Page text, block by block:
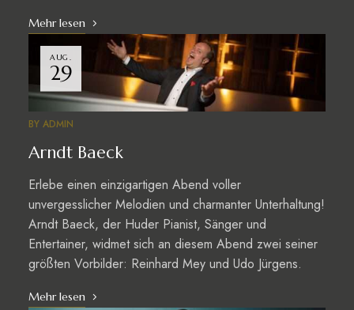
Mehr lesen
AUG.
29
BY ADMIN
Arndt Baeck
Erlebe einen einzigartigen Abend voller
unvergesslicher Melodien und charmanter Unterhaltung!
Arndt Baeck, der Huder Pianist, Sänger und
Entertainer, widmet sich an diesem Abend zwei seiner
größten Vorbilder: Reinhard Mey und Udo Jürgens.
Mehr lesen